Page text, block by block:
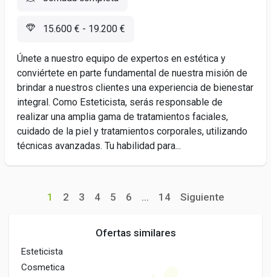
15.600 € - 19.200 €
Únete a nuestro equipo de expertos en estética y
conviértete en parte fundamental de nuestra misión de
brindar a nuestros clientes una experiencia de bienestar
integral. Como Esteticista, serás responsable de
realizar una amplia gama de tratamientos faciales,
cuidado de la piel y tratamientos corporales, utilizando
técnicas avanzadas. Tu habilidad para...
1 2 3 4 5 6 ... 14 Siguiente
Ofertas similares
Esteticista
Cosmetica